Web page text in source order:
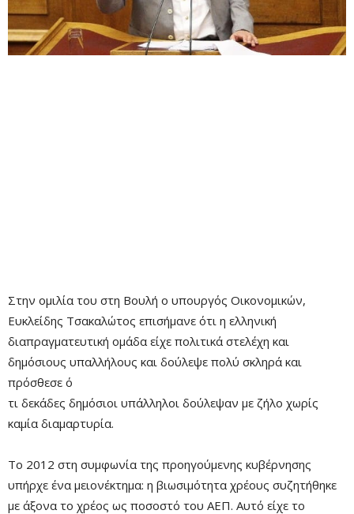
Στην ομιλία του στη Βουλή ο υπουργός Οικονομικών,
Ευκλείδης Τσακαλώτος επισήμανε ότι η ελληνική
διαπραγματευτική ομάδα είχε πολιτικά στελέχη και
δημόσιους υπαλλήλους και δούλεψε πολύ σκληρά και
πρόσθεσε ό
τι δεκάδες δημόσιοι υπάλληλοι δούλεψαν με ζήλο χωρίς
καμία διαμαρτυρία.
Το 2012 στη συμφωνία της προηγούμενης κυβέρνησης
υπήρχε ένα μειονέκτημα: η βιωσιμότητα χρέους συζητήθηκε
με άξονα το χρέος ως ποσοστό του ΑΕΠ. Αυτό είχε το